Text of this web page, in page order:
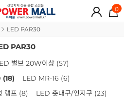
0
LED PAR30
PAR30
벌브 20W이상 (57)
(18) LED MR-16 (6)
램프 (8) LED 촛대구/인지구 (23)